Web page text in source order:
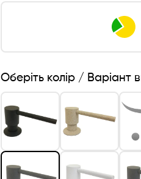
Оберіть колір / Варіант